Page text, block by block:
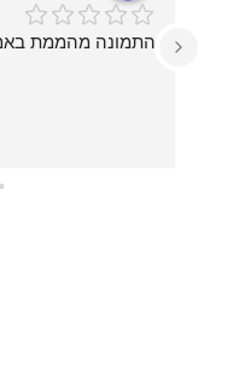
התמונה מהממת